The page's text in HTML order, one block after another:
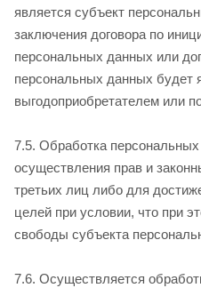
является субъект
заключения договора по
персональных данных или
персональных данных будет
выгодоприобретателем или
7.5. Обработка
осуществления прав и
третьих лиц либо для
целей при условии, что при
свободы субъекта
7.6. Осуществляется